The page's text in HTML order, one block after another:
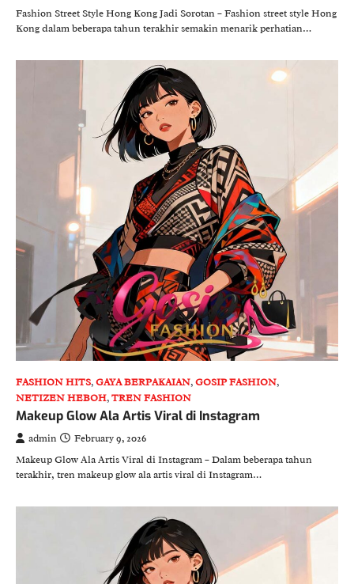
Fashion Street Style Hong Kong Jadi Sorotan – Fashion street style Hong
Kong dalam beberapa tahun terakhir semakin menarik perhatian…
FASHION HITS,GAYA BERPAKAIAN,GOSIP FASHION,
NETIZEN HEBOH,TREN FASHION
Makeup Glow Ala Artis Viral di Instagram
admin
February 9, 2026
Makeup Glow Ala Artis Viral di Instagram – Dalam beberapa tahun
terakhir, tren makeup glow ala artis viral di Instagram…